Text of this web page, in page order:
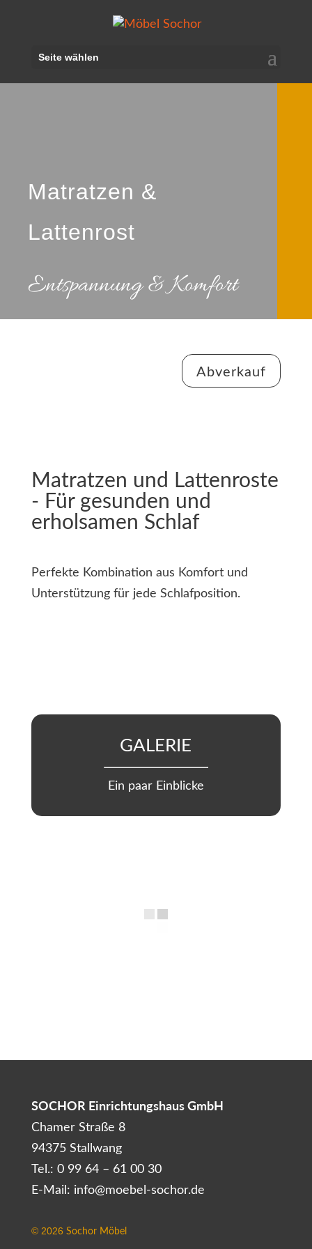
Seite wählen
Matratzen &
Lattenrost
Entspannung & Komfort
Abverkauf
Matratzen und Lattenroste
- Für gesunden und
erholsamen Schlaf
Perfekte Kombination aus Komfort und
Unterstützung für jede Schlafposition.
GALERIE
Ein paar Einblicke
SOCHOR Einrichtungshaus GmbH
Chamer Straße 8
94375 Stallwang
Tel.: 0 99 64 – 61 00 30
E-Mail: info@moebel-sochor.de
© 2026 Sochor Möbel